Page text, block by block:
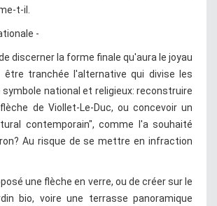
t-il.
-
discerner la forme finale qu'aura le joyau
être tranchée l'alternative qui divise les
symbole national et religieux: reconstruire
de Viollet-Le-Duc, ou concevoir un
contemporain", comme l'a souhaité
Au risque de se mettre en infraction
une flèche en verre, ou de créer sur le
bio, voire une terrasse panoramique